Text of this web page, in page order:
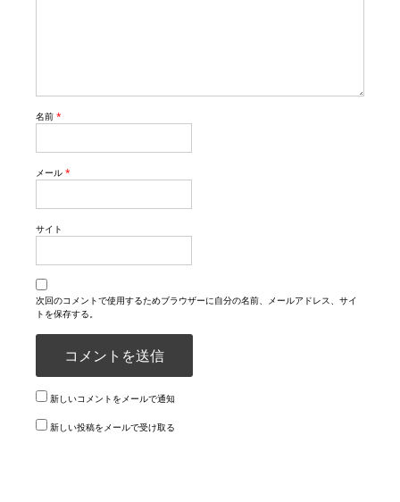
名前 *
メール *
サイト
次回のコメントで使用するためブラウザーに自分の名前、メールアドレス、サイ
トを保存する。
新しいコメントをメールで通知
新しい投稿をメールで受け取る